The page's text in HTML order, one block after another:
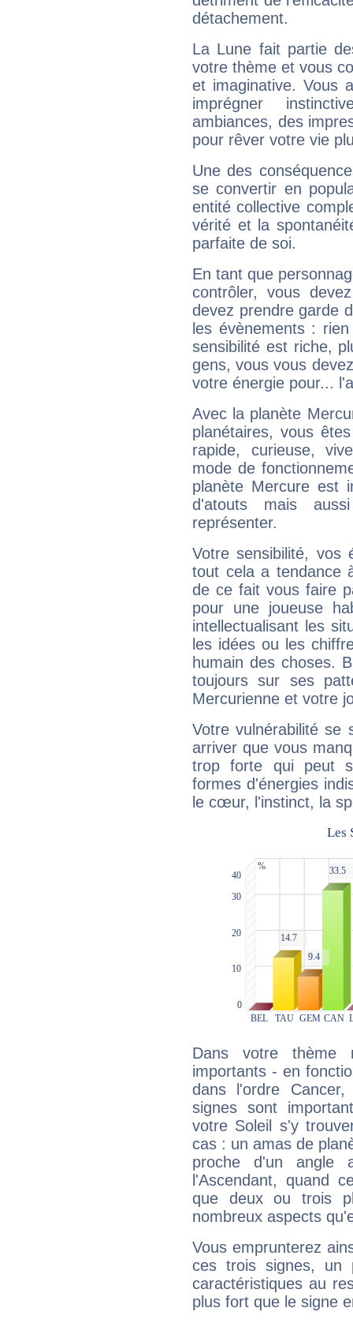
détachement.
La Lune fait partie
votre thème et vous
et imaginative. Vous
imprégner
ambiances, des
pour rêver votre vie
Une des
se convertir en
entité collective
vérité et la
parfaite de soi.
En tant que
contrôler, vous
devez prendre garde
les évènements :
sensibilité est riche,
gens, vous vous
votre énergie pour...
Avec la planète
planétaires, vous
rapide, curieuse,
mode de
planète Mercure est
d'atouts mais
représenter.
Votre sensibilité,
tout cela a tendance
de ce fait vous faire
pour une joueuse
intellectualisant les
les idées ou les
humain des choses.
toujours sur ses
Mercurienne et votre
Votre vulnérabilité se
arriver que vous
trop forte qui peut
formes d'énergies
le cœur, l'instinct, la
Dans votre thème
importants - en
dans l'ordre
signes sont
votre Soleil s'y
cas : un amas de
proche d'un
l'Ascendant, quand
que deux ou trois
nombreux aspects
Vous emprunterez
ces trois signes, un
caractéristiques au
plus fort que le signe